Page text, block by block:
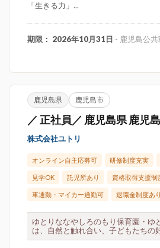
「生きる力」...
期限： 2026年10月31日 - 鹿児島公
鹿児島県 鹿児島市
／ 正社員／ 鹿児島県 鹿児
株式会社ユトリ
オンライン自主応募可 研修制度充実
見学OK 託児所あり 資格取得支援
車通勤・マイカー通勤可 退職金制度あり
ゆとりななやしろのもり保育園・ゆ
は、自然と触れ合い、子どもたちの